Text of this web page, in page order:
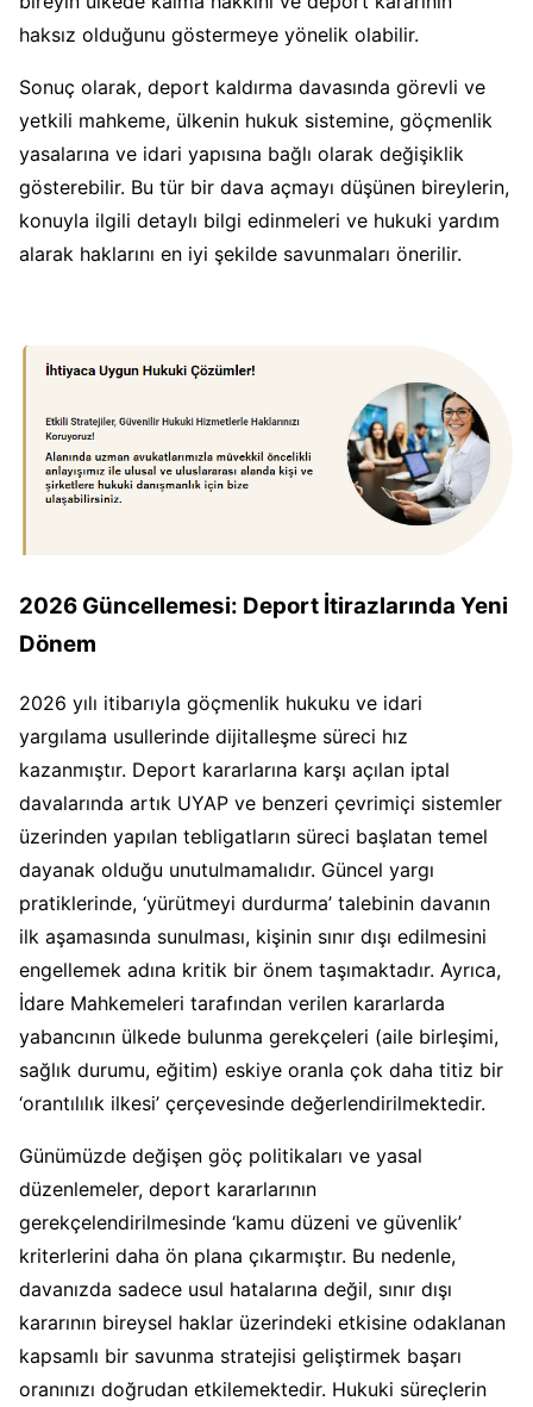
haksız olduğunu göstermeye yönelik olabilir.
Sonuç olarak, deport kaldırma davasında görevli ve
yetkili mahkeme, ülkenin hukuk sistemine, göçmenlik
yasalarına ve idari yapısına bağlı olarak değişiklik
gösterebilir. Bu tür bir dava açmayı düşünen bireylerin,
konuyla ilgili detaylı bilgi edinmeleri ve hukuki yardım
alarak haklarını en iyi şekilde savunmaları önerilir.
2026 Güncellemesi: Deport İtirazlarında Yeni
Dönem
2026 yılı itibarıyla göçmenlik hukuku ve idari
yargılama usullerinde dijitalleşme süreci hız
kazanmıştır. Deport kararlarına karşı açılan iptal
davalarında artık UYAP ve benzeri çevrimiçi sistemler
üzerinden yapılan tebligatların süreci başlatan temel
dayanak olduğu unutulmamalıdır. Güncel yargı
pratiklerinde, ‘yürütmeyi durdurma’ talebinin davanın
ilk aşamasında sunulması, kişinin sınır dışı edilmesini
engellemek adına kritik bir önem taşımaktadır. Ayrıca,
İdare Mahkemeleri tarafından verilen kararlarda
yabancının ülkede bulunma gerekçeleri (aile birleşimi,
sağlık durumu, eğitim) eskiye oranla çok daha titiz bir
‘orantılılık ilkesi’ çerçevesinde değerlendirilmektedir.
Günümüzde değişen göç politikaları ve yasal
düzenlemeler, deport kararlarının
gerekçelendirilmesinde ‘kamu düzeni ve güvenlik’
kriterlerini daha ön plana çıkarmıştır. Bu nedenle,
davanızda sadece usul hatalarına değil, sınır dışı
kararının bireysel haklar üzerindeki etkisine odaklanan
kapsamlı bir savunma stratejisi geliştirmek başarı
oranınızı doğrudan etkilemektedir. Hukuki süreçlerin